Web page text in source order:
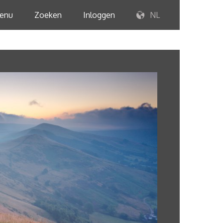
Zoeken Inloggen NL